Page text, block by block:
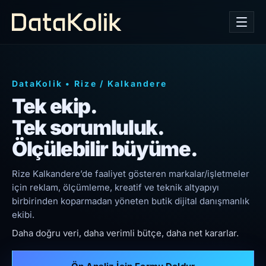
DataKolik • Rize / Kalkandere
Tek ekip.
Tek sorumluluk.
Ölçülebilir büyüme.
Rize Kalkandere’de faaliyet gösteren markalar/işletmeler
için reklam, ölçümleme, kreatif ve teknik altyapıyı
birbirinden koparmadan yöneten butik dijital danışmanlık
ekibi.
Daha doğru veri, daha verimli bütçe, daha net kararlar.